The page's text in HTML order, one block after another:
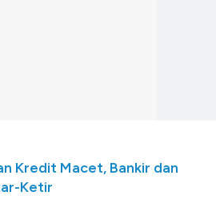
Kredit Macet, Bankir dan
Ketir